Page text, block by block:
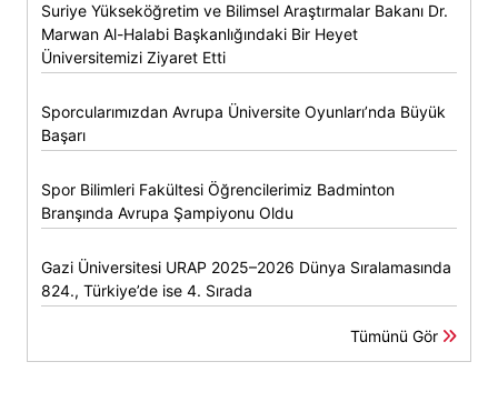
Suriye Yükseköğretim ve Bilimsel Araştırmalar Bakanı Dr.
Marwan Al-Halabi Başkanlığındaki Bir Heyet
Üniversitemizi Ziyaret Etti
Sporcularımızdan Avrupa Üniversite Oyunları’nda Büyük
Başarı
Spor Bilimleri Fakültesi Öğrencilerimiz Badminton
Branşında Avrupa Şampiyonu Oldu
Gazi Üniversitesi URAP 2025–2026 Dünya Sıralamasında
824., Türkiye’de ise 4. Sırada
Tümünü Gör